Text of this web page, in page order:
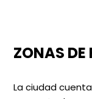
ZONAS DE
La ciudad